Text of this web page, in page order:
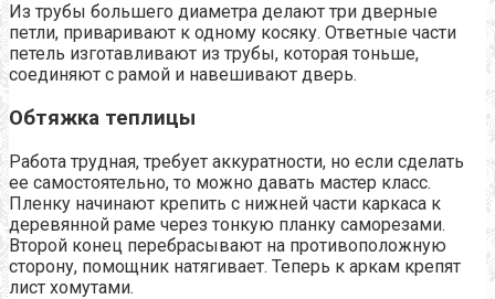
Из трубы большего диаметра делают три дверные
петли, приваривают к одному косяку. Ответные части
петель изготавливают из трубы, которая тоньше,
соединяют с рамой и навешивают дверь.
Обтяжка теплицы
Работа трудная, требует аккуратности, но если сделать
ее самостоятельно, то можно давать мастер класс.
Пленку начинают крепить с нижней части каркаса к
деревянной раме через тонкую планку саморезами.
Второй конец перебрасывают на противоположную
сторону, помощник натягивает. Теперь к аркам крепят
лист хомутами.